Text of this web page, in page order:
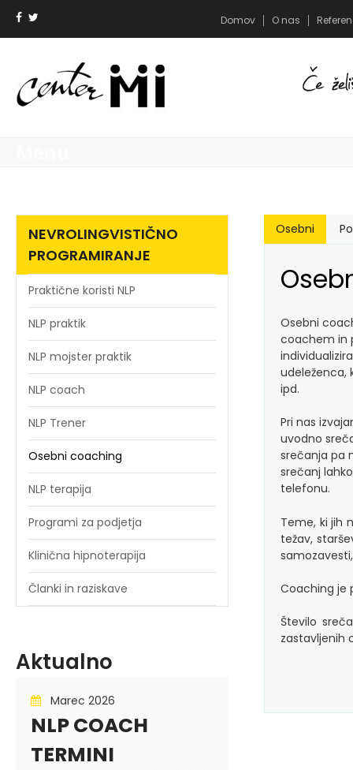
Domov O nas
NEVROLINGVISTIČNO
PROGRAMIRANJE
Praktične koristi NLP
NLP praktik
NLP mojster praktik
NLP coach
NLP Trener
Osebni coaching
NLP terapija
Programi za podjetja
Klinična hipnoterapija
Članki in raziskave
Aktualno
Marec 2026
NLP COACH
TERMINI
Osebni
Osebni
coachem in
udeleženca,
ipd.
Pri nas
uvodno
srečanja pa
srečanj
telefonu.
Teme, ki jih
težav,
Coaching je
Število
zastavljenih